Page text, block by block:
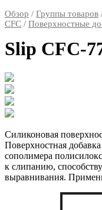
Обзор / Группы товаров
СFC / Поверхностные
Slip CFC-
Силиконовая
Поверхностная
сополимера
к слипанию,
выравнивания.